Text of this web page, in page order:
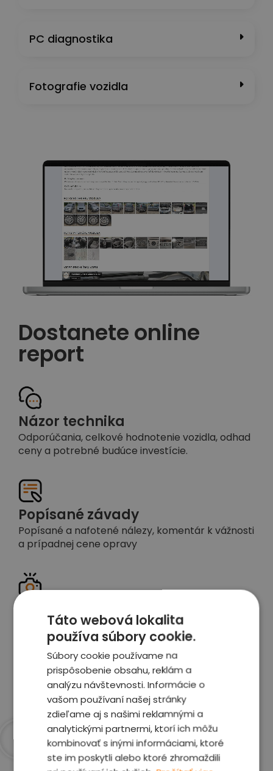
PC diagnostika
Fotografie vozidla
Dostanete online
report
Názor technika
Odporúčania, celkové hodnotenie vozidla, odhad
ceny a potrebné budúce investície.
Popísané závady
Popísané a nafotené nálezy, komentár k vážnosti
a prípadnej cene opravy
Celé auto z exteriéru aj interiéru nafotíme
vrátane závad a poškodení
Zobraziť report
Táto webová lokalita
používa súbory cookie.
Súbory cookie používame na
prispôsobenie obsahu, reklám a
analýzu návštevnosti. Informácie o
vašom používaní našej stránky
zdieľame aj s našimi reklamnými a
analytickými partnermi, ktorí ich môžu
kombinovať s inými informáciami, ktoré
ste im poskytli alebo ktoré zhromaždili